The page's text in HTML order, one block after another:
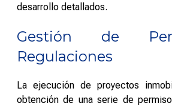
desarrollo detallados.
Gestión de
Regulaciones
La ejecución de proyectos
obtención de una serie de